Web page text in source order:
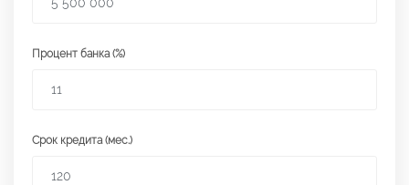
Процент банка (%)
Срок кредита (мес.)